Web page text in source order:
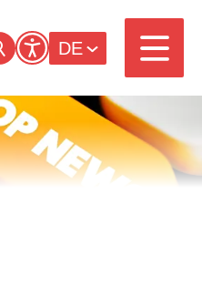
DE